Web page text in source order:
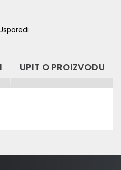
UPIT O PROIZVODU